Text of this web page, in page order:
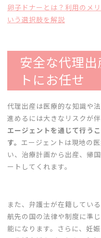
卵子ドナーとは？利用のメ
いう選択肢を解説
安全な代理
トにお任せ
代理出産は医療的な知識や
進めるには大きなリスクが伴
エージェントを通じて行う
す。 エージェントは現地の
い、治療計画から出産、帰
ートしてくれます。
また、弁護士が在籍してい
航先の国の法律や制度に準
能になります。さらに、妊